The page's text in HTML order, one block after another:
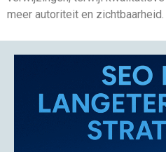
meer autoriteit en zichtbaarheid.